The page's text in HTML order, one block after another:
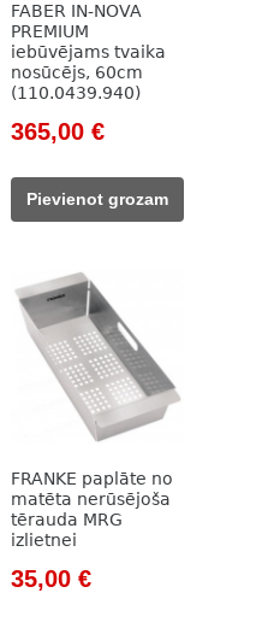
FABER IN-NOVA
PREMIUM
iebūvējams tvaika
nosūcējs, 60cm
(110.0439.940)
Original
was:
529,00 €.
365,00 €Current
365,00 €.
Pievienot grozam
FRANKE paplāte no
matēta nerūsējoša
tērauda MRG
izlietnei
Original
35,00 €Current